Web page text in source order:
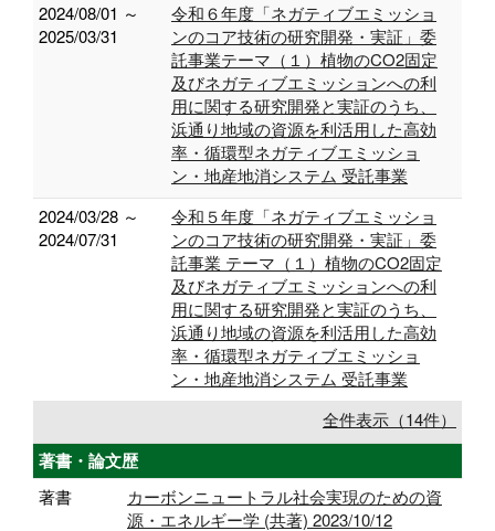
2024/08/01 ～
2025/03/31
令和６年度「ネガティブエミッショ
ンのコア技術の研究開発・実証」委
託事業テーマ（１）植物のCO2固定
及びネガティブエミッションへの利
用に関する研究開発と実証のうち、
浜通り地域の資源を利活用した高効
率・循環型ネガティブエミッショ
ン・地産地消システム 受託事業
2024/03/28 ～
2024/07/31
令和５年度「ネガティブエミッショ
ンのコア技術の研究開発・実証」委
託事業 テーマ（１）植物のCO2固定
及びネガティブエミッションへの利
用に関する研究開発と実証のうち、
浜通り地域の資源を利活用した高効
率・循環型ネガティブエミッショ
ン・地産地消システム 受託事業
全件表示（14件）
著書・論文歴
著書
カーボンニュートラル社会実現のための資
源・エネルギー学 (共著) 2023/10/12